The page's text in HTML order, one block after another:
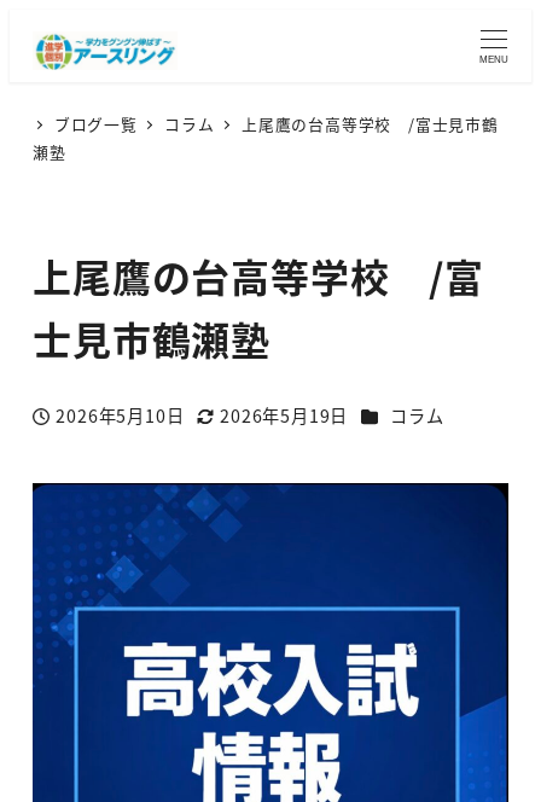
MENU
ブログ一覧 コラム
上尾鷹の台高等学校 /富士見市鶴
瀬塾
上尾鷹の台高等学校 /富
士見市鶴瀬塾
投稿日
2026年5月10日
更新日
2026年5月19日 カテゴリー
コラム